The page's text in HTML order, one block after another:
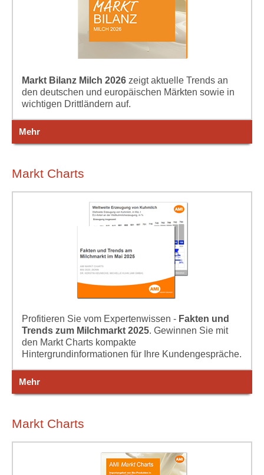
Markt Bilanz Milch 2026 zeigt aktuelle Trends an
den deutschen und europäischen Märkten sowie in
wichtigen Drittländern auf.
Mehr
Markt Charts
Profitieren Sie vom Expertenwissen - Fakten und
Trends zum Milchmarkt 2025. Gewinnen Sie mit
den Markt Charts kompakte
Hintergrundinformationen für Ihre Kundengespräche.
Mehr
Markt Charts